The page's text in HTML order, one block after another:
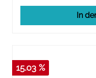
In
15.03 %